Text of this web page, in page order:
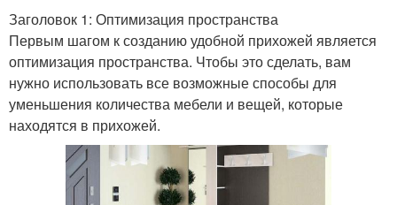
Заголовок 1: Оптимизация пространства
Первым шагом к созданию удобной прихожей является
оптимизация пространства. Чтобы это сделать, вам
нужно использовать все возможные способы для
уменьшения количества мебели и вещей, которые
находятся в прихожей.